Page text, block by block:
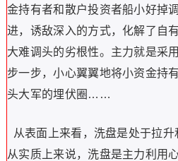
金持有者和散户投资者船小好掉
进，诱敌深入的方式，化解了自
大难调头的劣根性。主力就是采
步一步，小心翼翼地将小资金持
头大军的埋伏圈……
从表面上来看，洗盘是处于拉
从实质上来说，洗盘是主力利用